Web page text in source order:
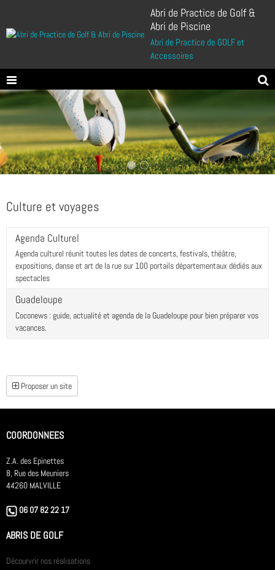
Abri de Practice de Golf &
Abri de Piscine
Abri de Practice de GOLF et
Accessoires
Culture et voyages
Agenda Culturel
Agenda culturel réunit toutes les dates de concerts, festivals, théâtre,
expositions, danse et art de la rue sur 100 portails départementaux dédiés aux
spectacles
Guadeloupe
Coconews : guide, actualité et agenda de la Guadeloupe pour bien préparer vos
vacances.
Proposer un site
COORDONNEES
Z.A. des Epinettes
8, Rue des Meuniers
44260 MALVILLE
06 07 82 22 17
ABRIS DE GOLF
Décourvrir nos réalisations